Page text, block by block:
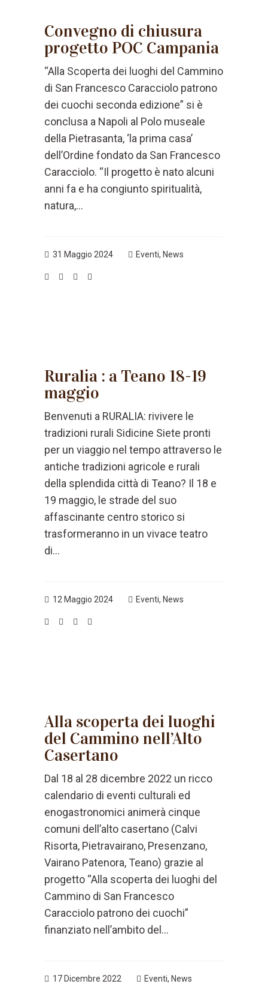
Convegno di chiusura
progetto POC Campania
“Alla Scoperta dei luoghi del Cammino
di San Francesco Caracciolo patrono
dei cuochi seconda edizione” si è
conclusa a Napoli al Polo museale
della Pietrasanta, ‘la prima casa’
dell’Ordine fondato da San Francesco
Caracciolo. “Il progetto è nato alcuni
anni fa e ha congiunto spiritualità,
natura,...
31 Maggio 2024 Eventi, News
Ruralia : a Teano 18-19
maggio
Benvenuti a RURALIA: rivivere le
tradizioni rurali Sidicine Siete pronti
per un viaggio nel tempo attraverso le
antiche tradizioni agricole e rurali
della splendida città di Teano? Il 18 e
19 maggio, le strade del suo
affascinante centro storico si
trasformeranno in un vivace teatro
di...
12 Maggio 2024 Eventi, News
Alla scoperta dei luoghi
del Cammino nell’Alto
Casertano
Dal 18 al 28 dicembre 2022 un ricco
calendario di eventi culturali ed
enogastronomici animerà cinque
comuni dell’alto casertano (Calvi
Risorta, Pietravairano, Presenzano,
Vairano Patenora, Teano) grazie al
progetto “Alla scoperta dei luoghi del
Cammino di San Francesco
Caracciolo patrono dei cuochi”
finanziato nell’ambito del...
17 Dicembre 2022 Eventi, News